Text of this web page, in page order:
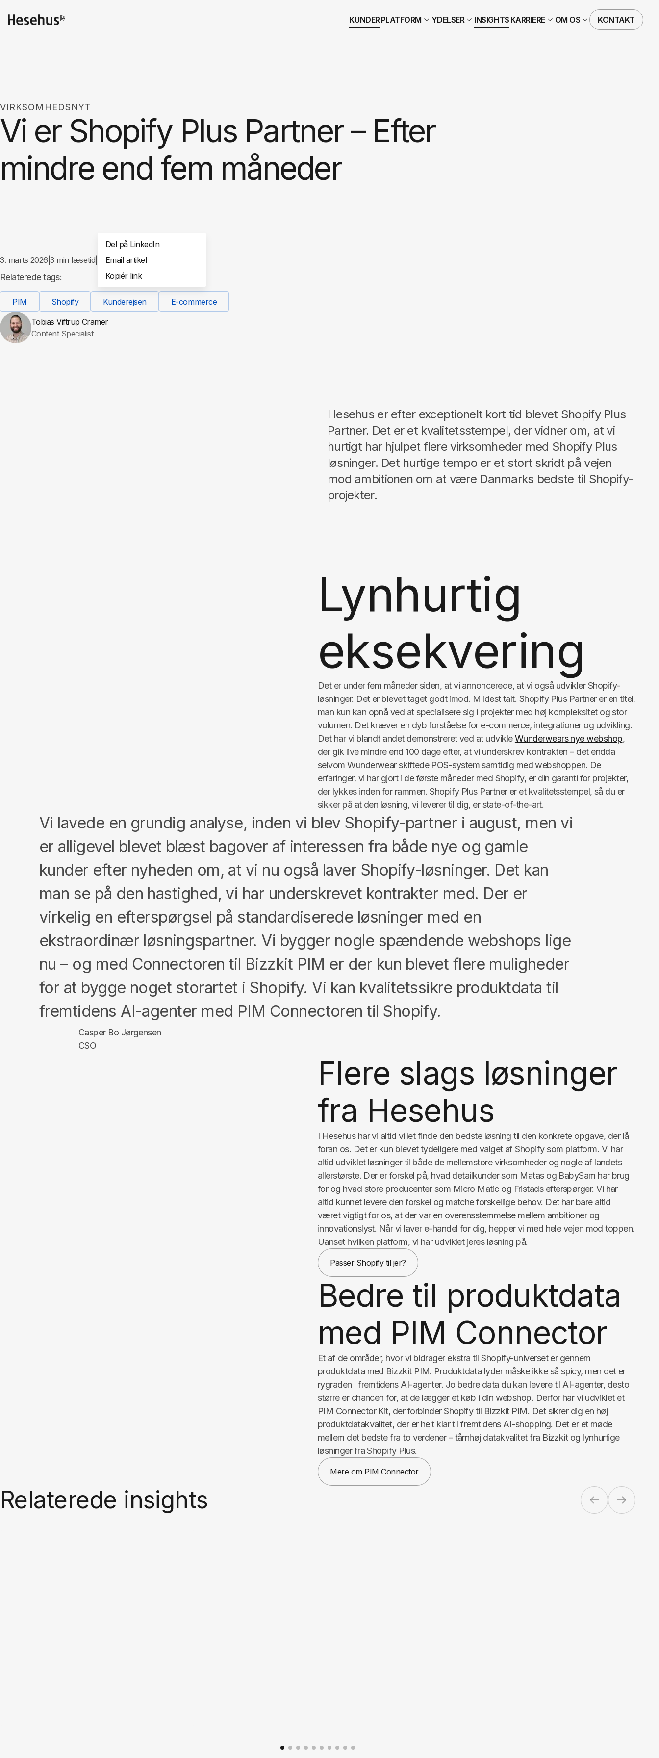
KUNDERPLATFORM YDELSER INSIGHTS KARRIERE OM OS KONTAKT
VIRKSOMHEDSNYT
Vi er Shopify Plus Partner – Efter
mindre end fem måneder
3. marts 2026 |3 min læsetid Del
Del på LinkedIn
Email artikel
Kopiér link
Relaterede tags:
PIM Shopify Kunderejsen E-commerce
Tobias Viftrup Cramer
Content Specialist
Hesehus er efter exceptionelt kort tid blevet Shopify Plus
Partner. Det er et kvalitetsstempel, der vidner om, at vi
hurtigt har hjulpet flere virksomheder med Shopify Plus
løsninger. Det hurtige tempo er et stort skridt på vejen
mod ambitionen om at være Danmarks bedste til Shopify-
projekter.
Lynhurtig
eksekvering
Det er under fem måneder siden, at vi annoncerede, at vi også udvikler Shopify-
løsninger. Det er blevet taget godt imod. Mildest talt. Shopify Plus Partner er en titel,
man kun kan opnå ved at specialisere sig i projekter med høj kompleksitet og stor
volumen. Det kræver en dyb forståelse for e-commerce, integrationer og udvikling.
Det har vi blandt andet demonstreret ved at udvikleWunderwears nye webshop,
der gik live mindre end 100 dage efter, at vi underskrev kontrakten – det endda
selvom Wunderwear skiftede POS-system samtidig med webshoppen. De
erfaringer, vi har gjort i de første måneder med Shopify, er din garanti for projekter,
der lykkes inden for rammen. Shopify Plus Partner er et kvalitetsstempel, så du er
sikker på at den løsning, vi leverer til dig, er state-of-the-art.
Vi lavede en grundig analyse, inden vi blev Shopify-partner i august, men vi
er alligevel blevet blæst bagover af interessen fra både nye og gamle
kunder efter nyheden om, at vi nu også laver Shopify-løsninger. Det kan
man se på den hastighed, vi har underskrevet kontrakter med. Der er
virkelig en efterspørgsel på standardiserede løsninger med en
ekstraordinær løsningspartner. Vi bygger nogle spændende webshops lige
nu – og med Connectoren til Bizzkit PIM er der kun blevet flere muligheder
for at bygge noget storartet i Shopify. Vi kan kvalitetssikre produktdata til
fremtidens AI-agenter med PIM Connectoren til Shopify.
Casper Bo Jørgensen
CSO
Flere slags løsninger
fra Hesehus
I Hesehus har vi altid villet finde den bedste løsning til den konkrete opgave, der lå
foran os. Det er kun blevet tydeligere med valget af Shopify som platform. Vi har
altid udviklet løsninger til både de mellemstore virksomheder og nogle af landets
allerstørste. Der er forskel på, hvad detailkunder som Matas og BabySam har brug
for og hvad store producenter som Micro Matic og Fristads efterspørger. Vi har
altid kunnet levere den forskel og matche forskellige behov. Det har bare altid
været vigtigt for os, at der var en overensstemmelse mellem ambitioner og
innovationslyst. Når vi laver e-handel for dig, hepper vi med hele vejen mod toppen.
Uanset hvilken platform, vi har udviklet jeres løsning på.
Passer Shopify til jer?
Bedre til produktdata
med PIM Connector
Et af de områder, hvor vi bidrager ekstra til Shopify-universet er gennem
produktdata med Bizzkit PIM. Produktdata lyder måske ikke så spicy, men det er
rygraden i fremtidens AI-agenter. Jo bedre data du kan levere til AI-agenter, desto
større er chancen for, at de lægger et køb i din webshop. Derfor har vi udviklet et
PIM Connector Kit, der forbinder Shopify til Bizzkit PIM. Det sikrer dig en høj
produktdatakvalitet, der er helt klar til fremtidens AI-shopping. Det er et møde
mellem det bedste fra to verdener – tårnhøj datakvalitet fra Bizzkit og lynhurtige
løsninger fra Shopify Plus.
Mere om PIM Connector
Relaterede insights